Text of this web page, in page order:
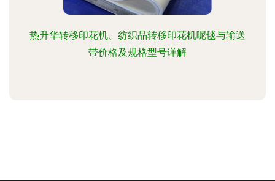
热升华转移印花机、纺织品转移印花机呢毯与输送
带价格及规格型号详解